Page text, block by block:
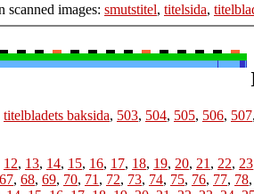
scanned images: smutstitel, titelsida,
titelbladets baksida, 503, 504, 505, 506, 507,
12, 13, 14, 15, 16, 17, 18, 19, 20, 21 , 22, 23
67, 68, 69, 70, 71 , 72, 73, 74, 75, 76, 77, 78,